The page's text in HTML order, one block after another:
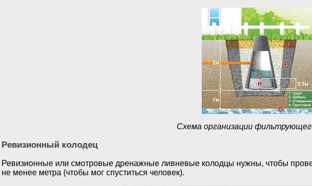
Схема организации
Ревизионный колодец
Ревизионные или смотровые дренажные ливневые колодцы нужны, чтобы
не менее метра (чтобы мог спуститься человек).